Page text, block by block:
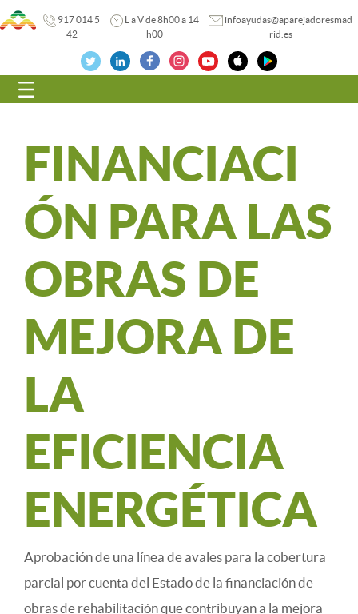
917 014 5
42
L a V de 8h00 a 14
h00
infoayudas@aparejadoresmad
rid.es
Navegación
FINANCIACI
ÓN PARA LAS
OBRAS DE
MEJORA DE
LA
EFICIENCIA
ENERGÉTICA
Aprobación de una línea de avales para la cobertura
parcial por cuenta del Estado de la financiación de
obras de rehabilitación que contribuyan a la mejora